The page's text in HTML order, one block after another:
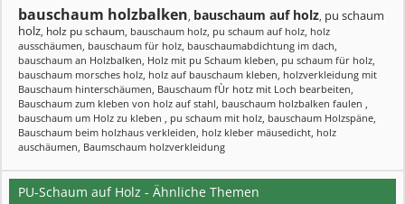
bauschaum holzbalken, bauschaum auf holz, pu schaum
holz, holz pu schaum, bauschaum holz, pu schaum auf holz, holz
ausschäumen, bauschaum für holz, bauschaumabdichtung im dach,
bauschaum an Holzbalken, Holz mit pu Schaum kleben, pu schaum für holz,
bauschaum morsches holz, holz auf bauschaum kleben, holzverkleidung mit
Bauschaum hinterschäumen, Bauschaum fÙr hotz mit Loch bearbeiten,
Bauschaum zum kleben von holz auf stahl, bauschaum holzbalken faulen ,
bauschaum um Holz zu kleben , pu schaum mit holz, bauschaum Holzspäne,
Bauschaum beim holzhaus verkleiden, holz kleber mäusedicht, holz
auschäumen, Baumschaum holzverkleidung
PU-Schaum auf Holz - Ähnliche Themen